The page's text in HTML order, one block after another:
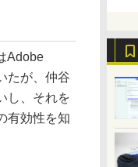
Adobe
たが、仲谷
し、それを
有効性を知